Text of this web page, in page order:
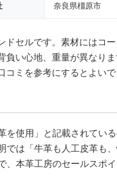
奈良県橿原市
ドセルです。素材にはコ
負い心地、重量が異なり
ミを参考にするとよいで
を使用」と記載されてい
では「牛革も人工皮革も
、本革工房のセールスポ